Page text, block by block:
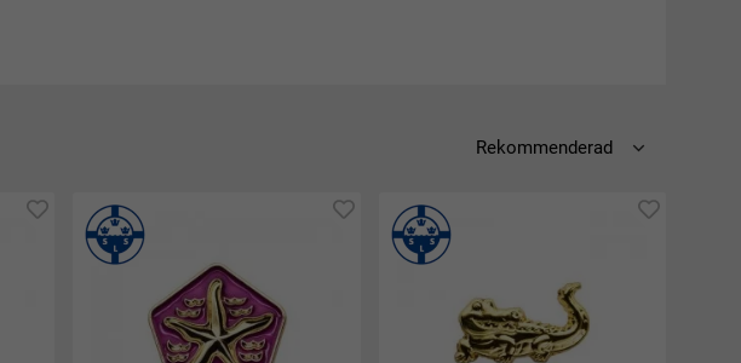
i svårighetsgrad. Till Simborgarmärket där man skall simma 200m.